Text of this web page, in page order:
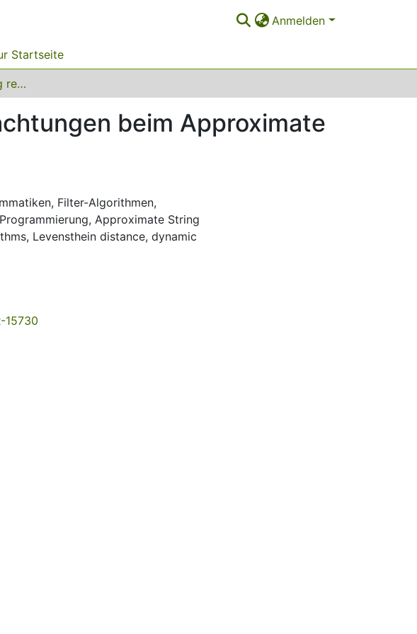
Anmelden
Startseite
Über die Vermeidung redundanter Betrachtungen beim Approximate String Matching
beim Approximate
, Filter-Algorithmen,
, Approximate String
, Levensthein distance, dynamic
15730